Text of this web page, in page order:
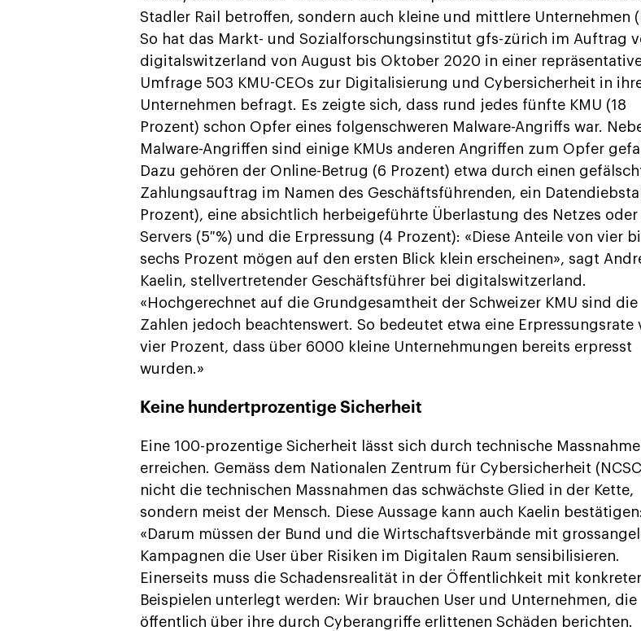
Stadler Rail betroffen, sondern auch kleine und mittlere Unternehmen
So hat das Markt- und Sozialforschungsinstitut gfs-zürich im Auftrag
digitalswitzerland von August bis Oktober 2020 in einer
Umfrage 503 KMU-CEOs zur Digitalisierung und Cybersicherheit in
Unternehmen befragt. Es zeigte sich, dass rund jedes fünfte KMU (18
Prozent) schon Opfer eines folgenschweren Malware-Angriffs war.
Malware-Angriffen sind einige KMUs anderen Angriffen zum Opfer
Dazu gehören der Online-Betrug (6 Prozent) etwa durch einen
Zahlungsauftrag im Namen des Geschäftsführenden, ein
Prozent), eine absichtlich herbeigeführte Überlastung des Netzes oder
Servers (5 %) und die Erpressung (4 Prozent): «Diese Anteile von vier
sechs Prozent mögen auf den ersten Blick klein erscheinen», sagt
Kaelin, stellvertretender Geschäftsführer bei digitalswitzerland.
«Hochgerechnet auf die Grundgesamtheit der Schweizer KMU sind die
Zahlen jedoch beachtenswert. So bedeutet etwa eine Erpressungsrate
vier Prozent, dass über 6000 kleine Unternehmungen bereits erpresst
wurden.»
Keine hundertprozentige Sicherheit
Eine 100-prozentige Sicherheit lässt sich durch technische
erreichen. Gemäss dem Nationalen Zentrum für Cybersicherheit
nicht die technischen Massnahmen das schwächste Glied in der Kette,
sondern meist der Mensch. Diese Aussage kann auch Kaelin bestätigen:
«Darum müssen der Bund und die Wirtschaftsverbände mit
Kampagnen die User über Risiken im Digitalen Raum sensibilisieren.
Einerseits muss die Schadensrealität in der Öffentlichkeit mit
Beispielen unterlegt werden: Wir brauchen User und Unternehmen, die
öffentlich über ihre durch Cyberangriffe erlittenen Schäden berichten.